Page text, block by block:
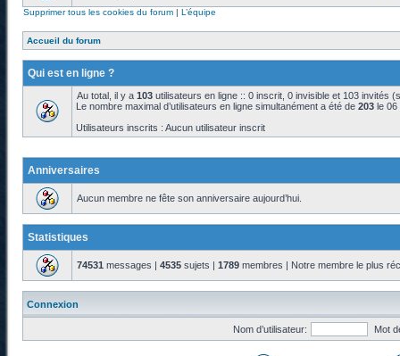
Supprimer tous les cookies du forum | L’équipe
Accueil du forum
Qui est en ligne ?
Au total, il y a 103 utilisateurs en ligne :: 0 inscrit, 0 invisible et 103 invités
Le nombre maximal d’utilisateurs en ligne simultanément a été de 203 le 06
Utilisateurs inscrits : Aucun utilisateur inscrit
Anniversaires
Aucun membre ne fête son anniversaire aujourd’hui.
Statistiques
74531 messages | 4535 sujets | 1789 membres | Notre membre le plus
Connexion
Nom d’utilisateur: Mot